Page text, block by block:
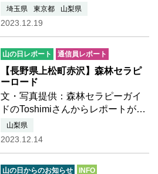
きました日本の滝100選などあらゆ
る100選に選ばれている、ここ西沢
共に森へ向かいます。西沢…つづ
きを読む
埼玉県 東京都 山梨県
2023.12.19
山の日レポート 通信員レポート
【長野県上松町赤沢】森林セラピ
ーロード
文・写真提供：森林セラピーガイ
ドのToshimiさんからレポートが届
きました森林浴発祥の地と言われ
る、長野県上松町赤沢自然休養
山梨県
2023.12.14
山の日からのお知らせ INFO